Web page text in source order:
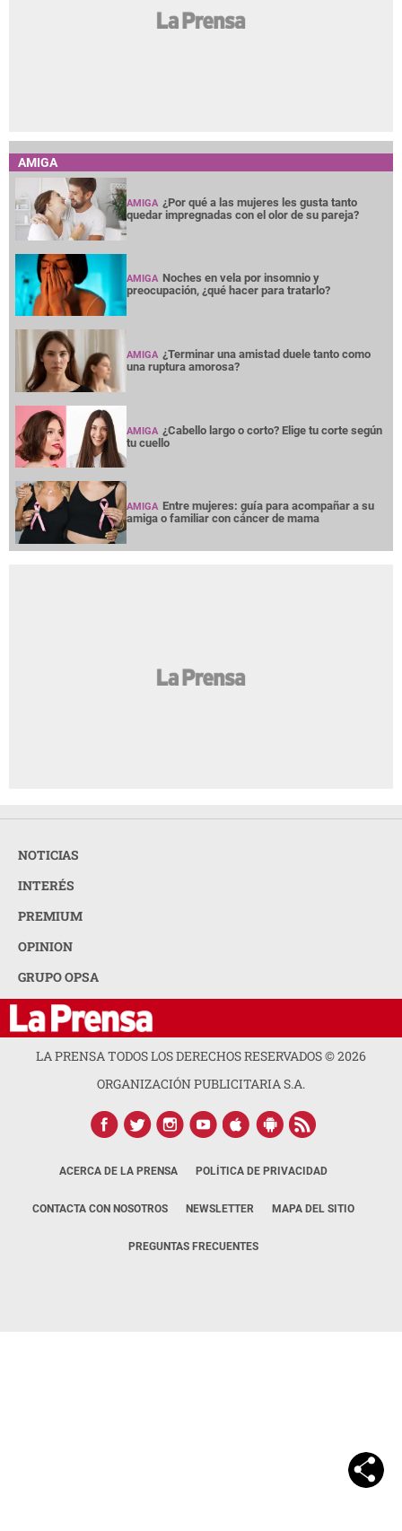
AMIGA
AMIGA ¿Por qué a las mujeres les gusta tanto
quedar impregnadas con el olor de su pareja?
AMIGA Noches en vela por insomnio y
preocupación, ¿qué hacer para tratarlo?
AMIGA ¿Terminar una amistad duele tanto como
una ruptura amorosa?
AMIGA ¿Cabello largo o corto? Elige tu corte según
tu cuello
AMIGA Entre mujeres: guía para acompañar a su
amiga o familiar con cáncer de mama
NOTICIAS
INTERÉS
PREMIUM
OPINION
GRUPO OPSA
LA PRENSA TODOS LOS DERECHOS RESERVADOS ©2026
ORGANIZACIÓN PUBLICITARIA S.A.
ACERCA DE LA PRENSA POLÍTICA DE PRIVACIDAD
CONTACTA CON NOSOTROS NEWSLETTER MAPA DEL SITIO
PREGUNTAS FRECUENTES